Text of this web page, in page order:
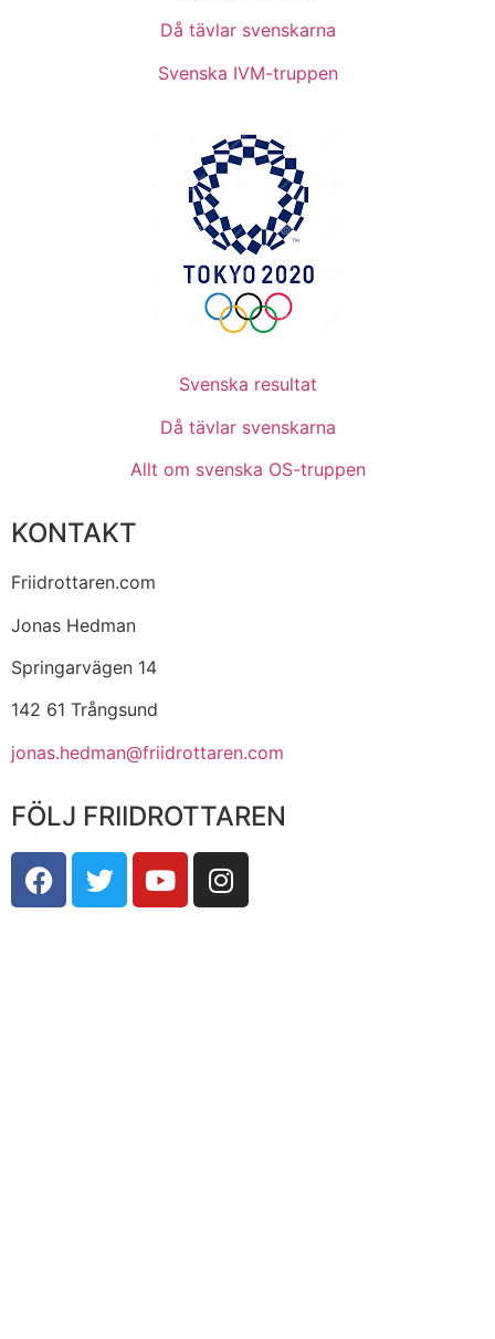
Då tävlar svenskarna
Svenska IVM-truppen
Svenska resultat
Då tävlar svenskarna
Allt om svenska OS-truppen
KONTAKT
Friidrottaren.com
Jonas Hedman
Springarvägen 14
142 61 Trångsund
jonas.hedman@friidrottaren.com
FÖLJ FRIIDROTTAREN